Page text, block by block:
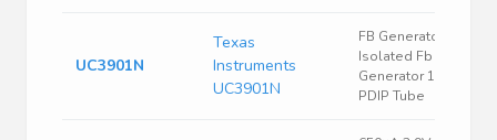
UC3901N
Texas
Instruments
UC3901N
FB Generator
Isolated Fb
Generator 14-Pin
PDIP Tube